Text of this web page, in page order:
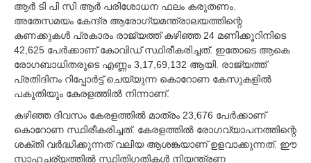
ആര്‍ ടി പി സി ആര്‍ പരിശോധന ഫലം കരുതണം.
അതേസമയം കേന്ദ്ര ആരോഗ്യമന്ത്രാലയത്തിന്റെ
കണക്കുകള്‍ പ്രകാരം രാജ്യത്ത് കഴിഞ്ഞ 24 മണിക്കൂറിനിടെ
42,625 പേര്‍ക്കാണ് കോവിഡ് സ്ഥിരീകരിച്ചത്. ഇതോടെ ആകെ
രോഗബാധിതരുടെ എണ്ണം 3,17,69,132 ആയി. രാജ്യത്ത്
പ്രതിദിനം റിപ്പോര്‍ട്ട് ചെയ്യുന്ന കൊറോണ കേസുകളില്‍
പകുതിയും കേരളത്തില്‍ നിന്നാണ്.
കഴിഞ്ഞ ദിവസം കേരളത്തില്‍ മാത്രം 23,676 പേര്‍ക്കാണ്
കൊറോണ സ്ഥിരീകരിച്ചത്. കേരളത്തില്‍ രോഗവ്യാപനത്തിന്റെ
ശക്തി വര്‍ദ്ധിക്കുന്നത് വലിയ ആശങ്കയാണ് ഉളവാക്കുന്നത്. ഈ
സാഹചര്യത്തില്‍ സ്ഥിതിഗതികള്‍ നിയന്ത്രണ